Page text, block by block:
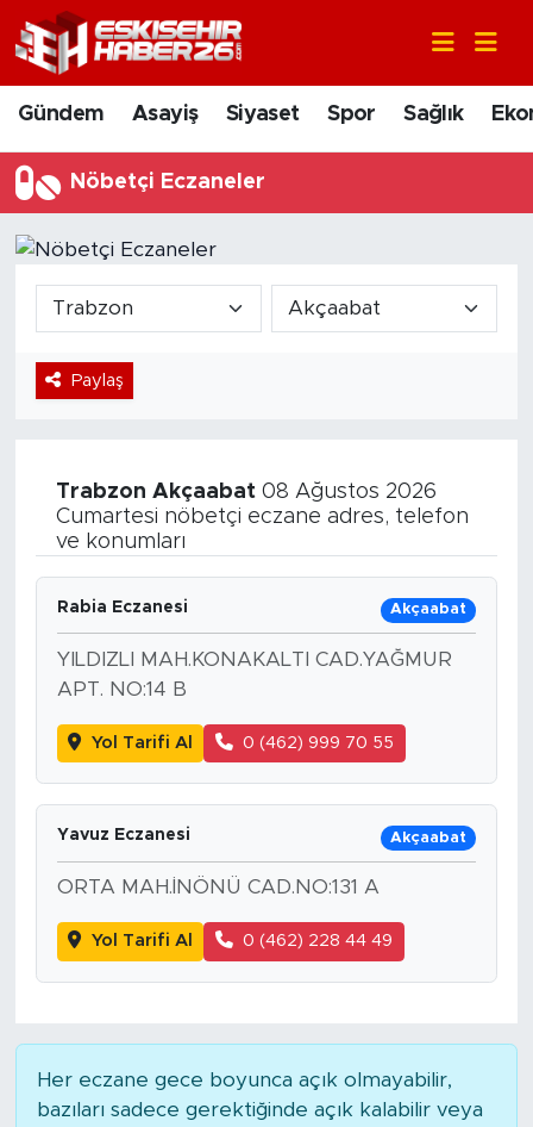
Gündem Asayiş Siyaset Spor Sağlık
Nöbetçi Eczaneler
Paylaş
Trabzon Akçaabat08 Ağustos 2026
Cumartesi nöbetçi eczane adres, telefon
ve konumları
Rabia Eczanesi Akçaabat
YILDIZLI MAH.KONAKALTI CAD.YAĞMUR
APT. NO:14 B
Yol Tarifi Al 0 (462) 999 70 55
Yavuz Eczanesi Akçaabat
ORTA MAH.İNÖNÜ CAD.NO:131 A
Yol Tarifi Al 0 (462) 228 44 49
Her eczane gece boyunca açık olmayabilir,
bazıları sadece gerektiğinde açık kalabilir veya
Gündem
Asayiş
Siyaset
Sağlık
Ekonomi
Sanat
Bölge
Teknoloji
Magazin
Dünya
Nöbetçi Eczaneler
Hava Durumu
Trafik Durumu
Tüm Manşetler
Son Dakika Haberleri